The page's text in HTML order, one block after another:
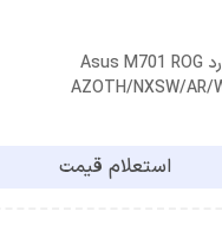
کیبورد Asus M701 ROG
AZOTH/NXSW/AR/
استعلام قیمت